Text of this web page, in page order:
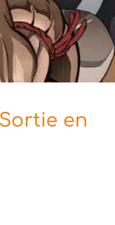
en